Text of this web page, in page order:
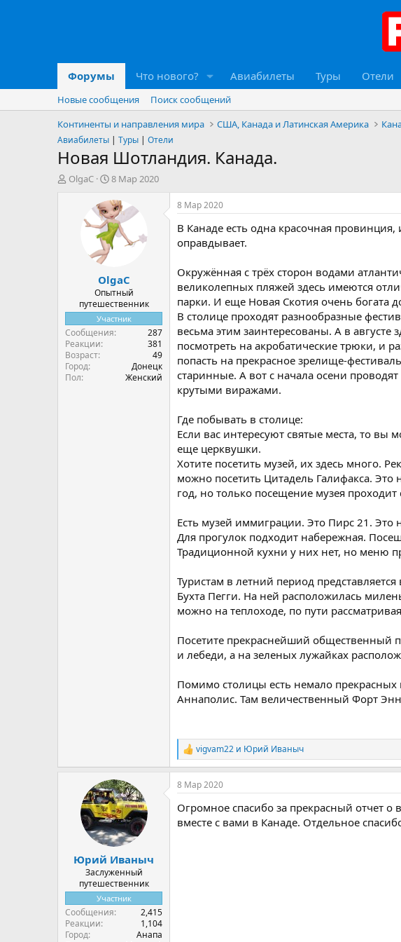
Форумы Что нового? Авиабилеты Туры Отели
Новые сообщения
Поиск сообщений
Континенты и направления мира
США, Канада и Латинская Америка
Авиабилеты | Туры | Отели
Новая Шотландия. Канада.
А
OlgaС
Д
т
а
н
а
ч
л
а
8 Мар 2020
OlgaС
Опытный
путешественник
Участник
Сообщения
287
Реакции
381
Возраст
49
Город
Донецк
Пол
Женский
8 Мар 2020
В Канаде есть одна красочная
оправдывает.
Окружённая с трёх сторон водами
великолепных пляжей здесь имеются
парки. И еще Новая Скотия очень богата
В столице проходят разнообразные
весьма этим заинтересованы. А в
посмотреть на акробатические трюки, и
попасть на прекрасное зрелище-
старинные. А вот с начала осени
крутыми виражами.
Где побывать в столице:
Если вас интересуют святые места, то вы
еще церквушки.
Хотите посетить музей, их здесь много.
можно посетить Цитадель Галифакса. Это
год, но только посещение музея проходит
Есть музей иммиграции. Это Пирс 21.
Для прогулок подходит набережная.
Традиционной кухни у них нет, но меню
Туристам в летний период
Бухта Пегги. На ней расположилась
можно на теплоходе, по пути
Посетите прекраснейший общественный
и лебеди, а на зеленых лужайках
Помимо столицы есть немало
Аннаполис. Там величественный Форт
Р
е
а
к
и
и
vigvam22 и Юрий Иваныч
Юрий Иваныч
Заслуженный
путешественник
Участник
Сообщения
2,415
Реакции
1,104
Город
Анапа
8 Мар 2020
Огромное спасибо за прекрасный отчет
вместе с вами в Канаде. Отдельное